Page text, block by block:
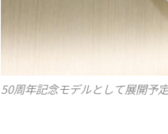
50周年記念モデルとして展開予